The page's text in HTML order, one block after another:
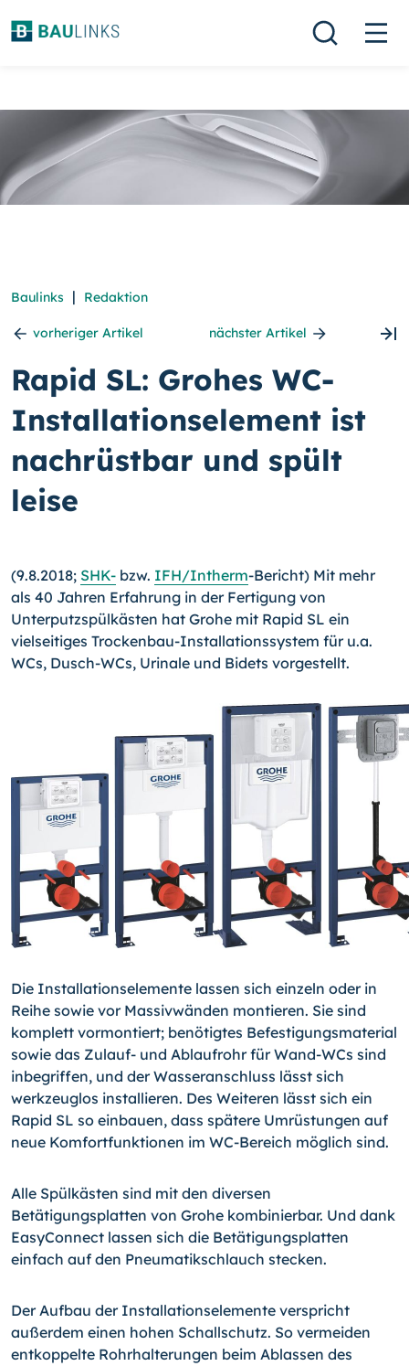
Baulinks | Redaktion
vorheriger Artikel nächster Artikel
Rapid SL: Grohes WC-
Installationselement ist
nachrüstbar und spült
leise
(9.8.2018; SHK- bzw. IFH/In­therm-Bericht) Mit mehr
als 40 Jahren Erfahrung in der Fertigung von
Unterputzspülkästen hat Grohe mit Rapid SL ein
vielseitiges Trockenbau-In­stallationssystem für u.a.
WCs, Dusch-WCs, Urinale und Bidets vorgestellt.
Die Installationselemente lassen sich einzeln oder in
Reihe sowie vor Massivwänden montieren. Sie sind
komplett vormontiert; benötigtes Befestigungsmaterial
sowie das Zulauf- und Ablaufrohr für Wand-WCs sind
inbegriffen, und der Wasseranschluss lässt sich
werkzeuglos installieren. Des Weiteren lässt sich ein
Rapid SL so einbauen, dass spätere Umrüstungen auf
neue Komfortfunktionen im WC-Bereich möglich sind.
Alle Spülkästen sind mit den diversen
Betätigungsplatten von Grohe kombinierbar. Und dank
EasyConnect lassen sich die Betätigungsplatten
einfach auf den Pneumatikschlauch stecken.
Der Aufbau der Installationselemente verspricht
außerdem einen hohen Schallschutz. So vermeiden
entkoppelte Rohrhalterungen beim Ablassen des